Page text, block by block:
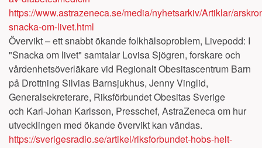
https://www.astrazeneca.se/media/nyhetsarkiv/Artiklar/
snacka-om-livet.html
Övervikt – ett snabbt ökande folkhälsoproblem, Livepodd: I
"Snacka om livet" samtalar Lovisa Sjögren, forskare och
vårdenhetsöverläkare vid Regionalt Obesitascentrum Barn
på Drottning Silvias Barnsjukhus, Jenny Vinglid,
Generalsekreterare, Riksförbundet Obesitas Sverige
och Karl-Johan Karlsson, Presschef, AstraZeneca om hur
utvecklingen med ökande övervikt kan vändas.
https://sverigesradio.se/artikel/riksforbundet-hobs-helt-